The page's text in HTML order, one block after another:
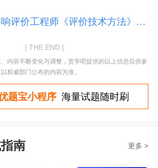
2023年环境影响评价工程师《评价技术方法》最新模拟试题（3）
| THE END |
内容不断变化与调整，赏学吧提供的以上信息仅供参
权威部门公布的内容为准。
题宝小程序海量试题随时刷
南 更多 >